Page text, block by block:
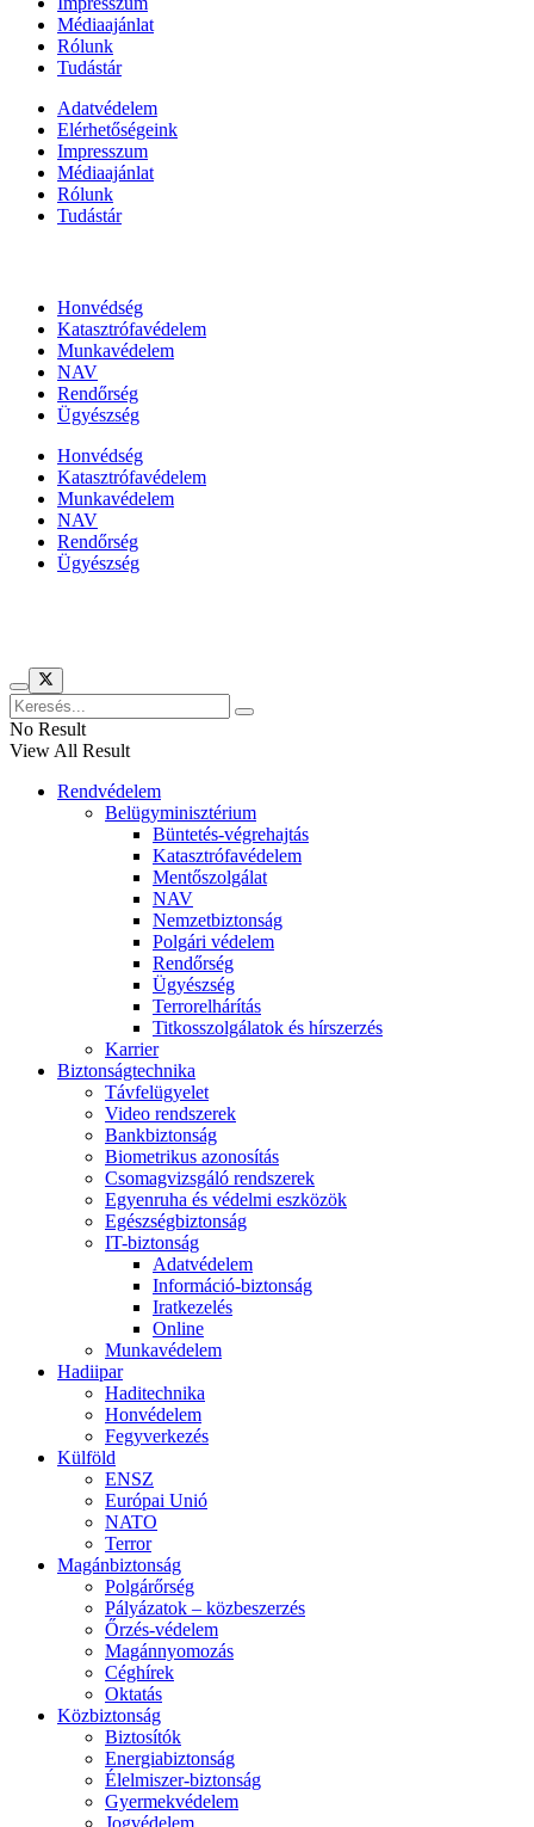
Médiaajánlat
Rólunk
Tudástár
Adatvédelem
Elérhetőségeink
Impresszum
Médiaajánlat
Rólunk
Tudástár
Honvédség
Katasztrófavédelem
Munkavédelem
NAV
Rendőrség
Ügyészség
Honvédség
Katasztrófavédelem
Munkavédelem
NAV
Rendőrség
Ügyészség
No Result
View All Result
Rendvédelem
Belügyminisztérium
Büntetés-végrehajtás
Katasztrófavédelem
Mentőszolgálat
NAV
Nemzetbiztonság
Polgári védelem
Rendőrség
Ügyészség
Terrorelhárítás
Titkosszolgálatok és hírszerzés
Karrier
Biztonságtechnika
Távfelügyelet
Video rendszerek
Bankbiztonság
Biometrikus azonosítás
Csomagvizsgáló rendszerek
Egyenruha és védelmi eszközök
Egészségbiztonság
IT-biztonság
Adatvédelem
Információ-biztonság
Iratkezelés
Online
Munkavédelem
Hadiipar
Haditechnika
Honvédelem
Fegyverkezés
Külföld
ENSZ
Európai Unió
NATO
Terror
Magánbiztonság
Polgárőrség
Pályázatok – közbeszerzés
Őrzés-védelem
Magánnyomozás
Céghírek
Oktatás
Közbiztonság
Biztosítók
Energiabiztonság
Élelmiszer-biztonság
Gyermekvédelem
Jogvédelem